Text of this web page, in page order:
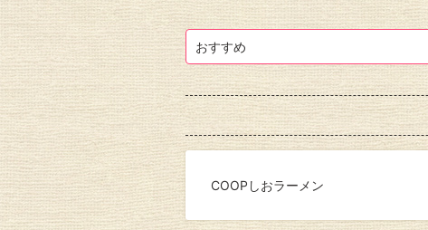
おすすめ
COOPしおラーメン